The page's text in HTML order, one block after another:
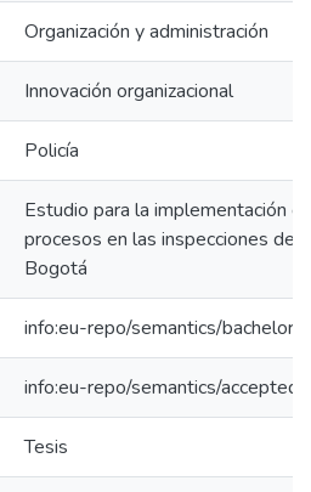
Organización y administración
Innovación organizacional
Policía
Estudio para la implementación
procesos en las inspecciones de
Bogotá
info:eu-repo/semantics/
info:eu-repo/semantics/
Tesis